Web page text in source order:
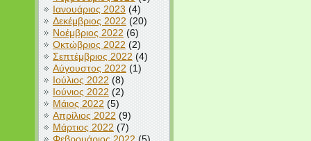
Ιανουάριος 2023 (4)
Δεκέμβριος 2022 (20)
Νοέμβριος 2022 (6)
Οκτώβριος 2022 (2)
Σεπτέμβριος 2022 (4)
Αύγουστος 2022 (1)
Ιούλιος 2022 (8)
Ιούνιος 2022 (2)
Μάιος 2022 (5)
Απρίλιος 2022 (9)
Μάρτιος 2022 (7)